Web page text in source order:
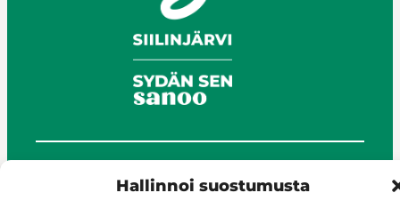
Hallinnoi suostumusta
© Siilinjärvi 2025